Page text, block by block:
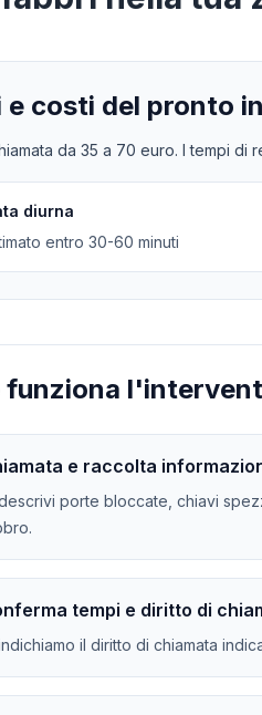
e costi del pronto
da 35 a 70 euro. I tempi di
diurna
entro 30-60 minuti
funziona
e raccolta
porte bloccate, chiavi
tempi e diritto di
il diritto di chiamata